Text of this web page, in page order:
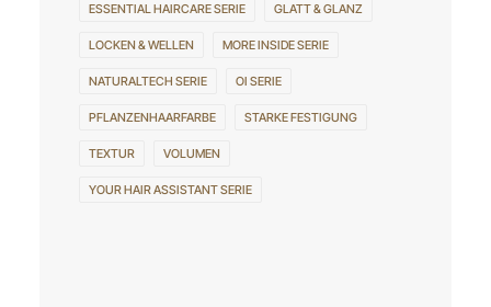
ESSENTIAL HAIRCARE SERIE GLATT & GLANZ
LOCKEN & WELLEN MORE INSIDE SERIE
NATURALTECH SERIE OI SERIE
PFLANZENHAARFARBE STARKE FESTIGUNG
TEXTUR VOLUMEN
YOUR HAIR ASSISTANT SERIE